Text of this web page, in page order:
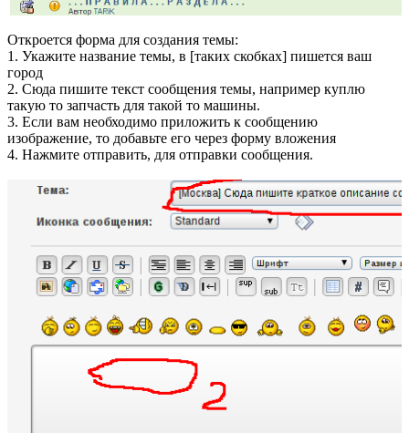
Откроется форма для создания темы:
1. Укажите название темы, в [таких скобках] пишется ваш
город
2. Сюда пишите текст сообщения темы, например куплю
такую то запчасть для такой то машины.
3. Если вам необходимо приложить к сообщению
изображение, то добавьте его через форму вложения
4. Нажмите отправить, для отправки сообщения.